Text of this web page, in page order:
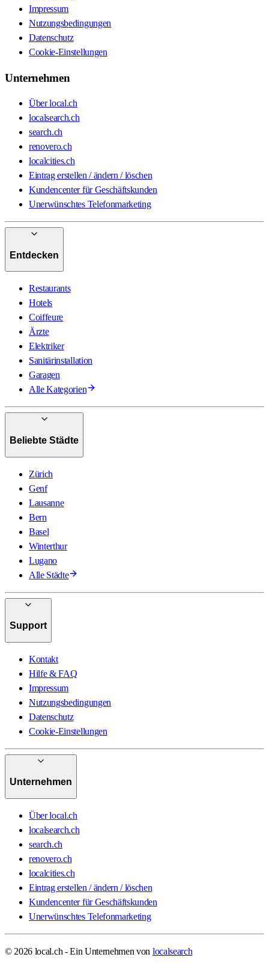
Impressum
Nutzungsbedingungen
Datenschutz
Cookie-Einstellungen
Unternehmen
Über local.ch
localsearch.ch
search.ch
renovero.ch
localcities.ch
Eintrag erstellen / ändern / löschen
Kundencenter für Geschäftskunden
Unerwünschtes Telefonmarketing
Entdecken
Restaurants
Hotels
Coiffeure
Ärzte
Elektriker
Sanitärinstallation
Garagen
Alle Kategorien
Beliebte Städte
Zürich
Genf
Lausanne
Bern
Basel
Winterthur
Lugano
Alle Städte
Support
Kontakt
Hilfe & FAQ
Impressum
Nutzungsbedingungen
Datenschutz
Cookie-Einstellungen
Unternehmen
Über local.ch
localsearch.ch
search.ch
renovero.ch
localcities.ch
Eintrag erstellen / ändern / löschen
Kundencenter für Geschäftskunden
Unerwünschtes Telefonmarketing
© 2026 local.ch - Ein Unternehmen von localsearch